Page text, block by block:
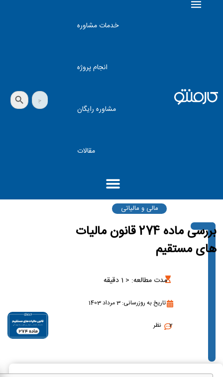
خدمات مشاوره
انجام پروژه
مشاوره رایگان
مقالات
جستجو
برای:
دکمه جستجو
مالی و مالیاتی
بررسی ماده 274 قانون مالیات
های مستقیم
مدت مطالعه: < 1 دقیقه
تاریخ به روزرسانی: 3 مرداد 1403
2 نظر